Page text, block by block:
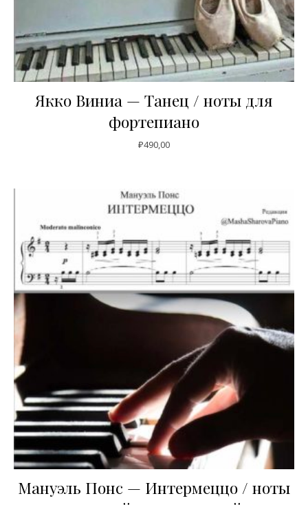
Якко Виниа — Танец / ноты для
фортепиано
₽490,00
Мануэль Понс — Интермеццо / ноты